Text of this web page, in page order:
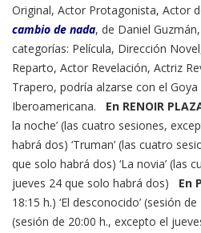
Original, Actor Protagonista, Actor
cambio de nada, de Daniel
categorías: Película, Dirección
Reparto, Actor Revelación, Actriz
Trapero, podría alzarse con el
Iberoamericana. En RENOIR
la noche’ (las cuatro sesiones,
habrá dos) ‘Truman’ (las cuatro
que solo habrá dos) ‘La novia’ (las
jueves 24 que solo habrá dos) En
18:15 h.) ‘El desconocido’ (sesión
(sesión de 20:00 h., excepto el